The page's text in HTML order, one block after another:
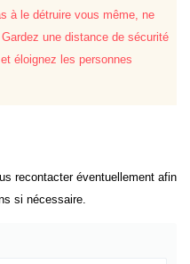
à le détruire vous même, ne
une distance de sécurité
éloignez les personnes
recontacter éventuellement afin
si nécessaire.